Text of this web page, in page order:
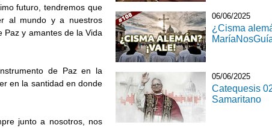
futuro, tendremos que
al mundo y a nuestros
Paz y amantes de la Vida
de Paz en la
en la santidad en donde
junto a nosotros, nos
06/06/2025
¿Cisma
05/06/2025
Catequesis
Samaritano